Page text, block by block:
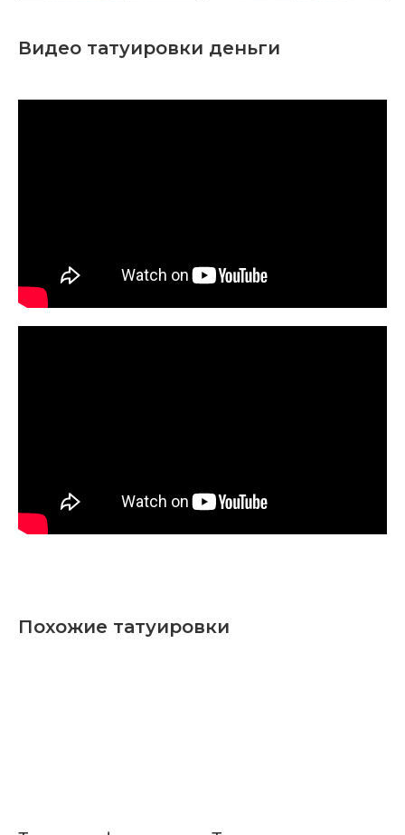
Видео татуировки деньги
Похожие татуировки